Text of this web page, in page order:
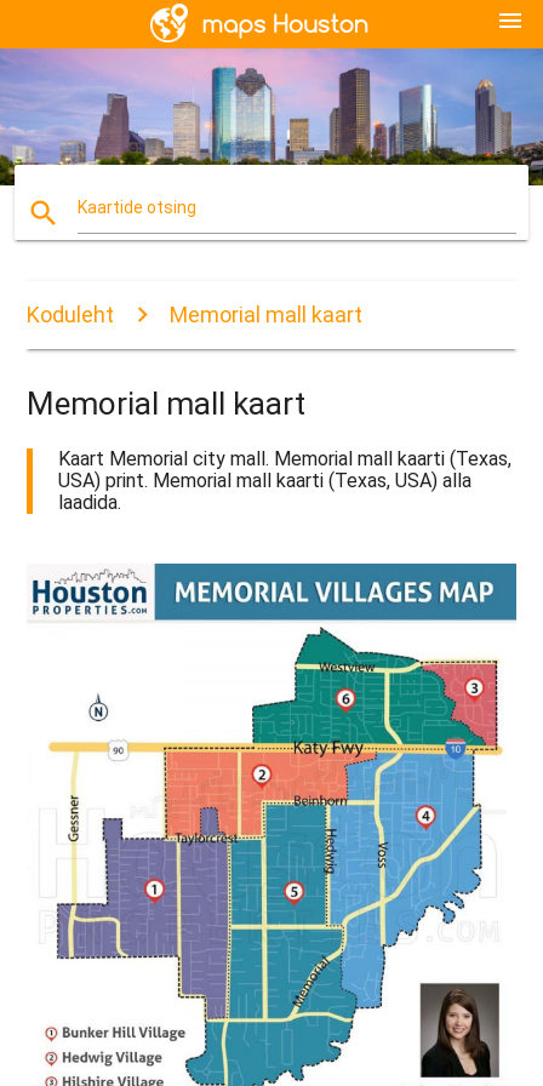
menu
search Kaartide otsing
Koduleht Memorial mall kaart
Memorial mall kaart
Kaart Memorial city mall. Memorial mall kaarti (Texas,
USA) print. Memorial mall kaarti (Texas, USA) alla
laadida.